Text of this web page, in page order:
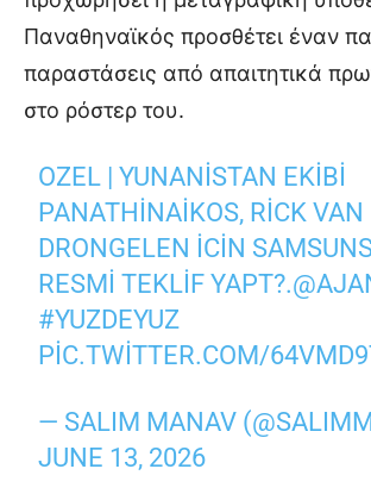
Παναθηναϊκός προσθέτει έναν
παραστάσεις από απαιτητικά
στο ρόστερ του.
OZEL | YUNANISTAN EKIBI
PANATHINAIKOS, RICK VAN
DRONGELEN ICIN
RESMI TEKLIF YAPT?.
#YUZDEYUZ
PIC.TWITTER.COM/
— SALIM MANAV
JUNE 13, 2026